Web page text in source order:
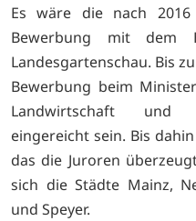
Es wäre die nach
Bewerbung mit dem
Landesgartenschau. Bis
Bewerbung beim
Landwirtschaft und
eingereicht sein. Bis
das die Juroren
sich die Städte Mainz,
und Speyer.